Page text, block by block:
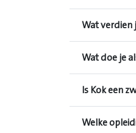
Wat verdien
Wat doe je
Is Kok een
Welke